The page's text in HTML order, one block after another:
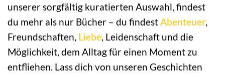
unserer sorgfältig kuratierten Auswahl, findest
du mehr als nur Bücher – du findestAbenteuer,
Freundschaften, Liebe, Leidenschaft und die
Möglichkeit, dem Alltag für einen Moment zu
entfliehen. Lass dich von unseren Geschichten